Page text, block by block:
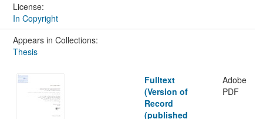
License:
In Copyright
Appears in Collections:
Thesis
Fulltext
(Version of
Record
(published
Adobe
PDF